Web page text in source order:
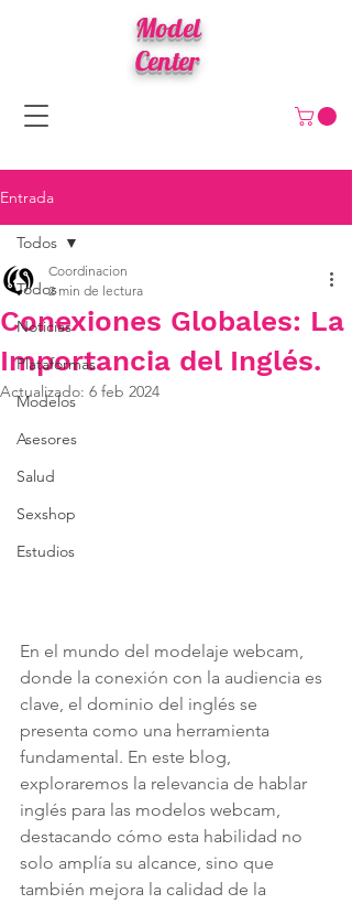
Model
Center
Entrada
Todos
Noticias
Plataformas
Modelos
Asesores
Salud
Sexshop
Estudios
Todos
Conexiones Globales: La
Importancia del Inglés.
Coordinacion
2 min de lectura
Actualizado: 6 feb 2024
En el mundo del modelaje webcam,
donde la conexión con la audiencia es
clave, el dominio del inglés se
presenta como una herramienta
fundamental. En este blog,
exploraremos la relevancia de hablar
inglés para las modelos webcam,
destacando cómo esta habilidad no
solo amplía su alcance, sino que
también mejora la calidad de la